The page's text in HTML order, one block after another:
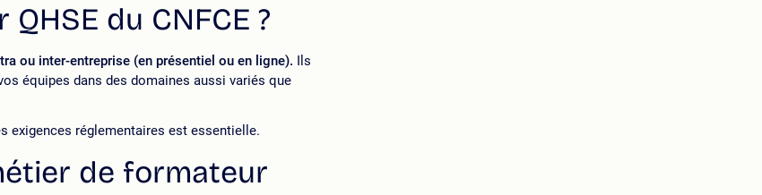
du CNFCE ?
ou inter-entreprise (en présentiel ou en ligne). Ils
équipes dans des domaines aussi variés que
exigences réglementaires est essentielle.
de formateur